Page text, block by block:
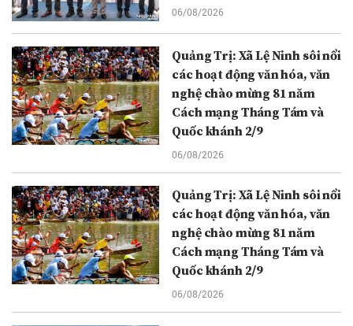
06/08/2026
Quảng Trị: Xã Lệ Ninh sôi nổi
các hoạt động văn hóa, văn
nghệ chào mừng 81 năm
Cách mạng Tháng Tám và
Quốc khánh 2/9
06/08/2026
Quảng Trị: Xã Lệ Ninh sôi nổi
các hoạt động văn hóa, văn
nghệ chào mừng 81 năm
Cách mạng Tháng Tám và
Quốc khánh 2/9
06/08/2026